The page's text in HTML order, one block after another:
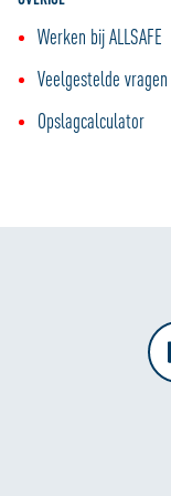
Werken bij ALLSAFE
Veelgestelde vragen
Opslagcalculator